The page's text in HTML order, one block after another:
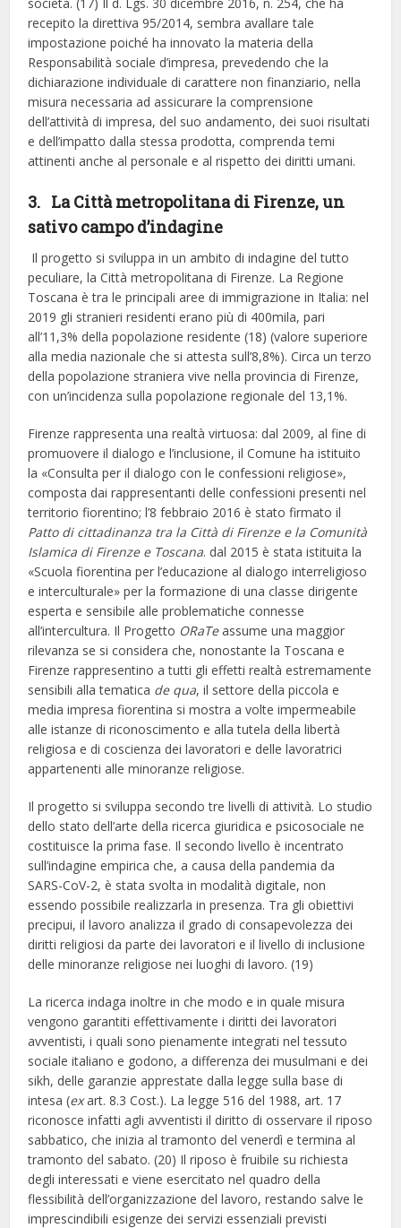
recepito la direttiva 95/2014, sembra avallare tale
impostazione poiché ha innovato la materia della
Responsabilità sociale d’impresa, prevedendo che la
dichiarazione individuale di carattere non finanziario, nella
misura necessaria ad assicurare la comprensione
dell’attività di impresa, del suo andamento, dei suoi risultati
e dell’impatto dalla stessa prodotta, comprenda temi
attinenti anche al personale e al rispetto dei diritti umani.
3. La Città metropolitana di Firenze, un
sativo campo d’indagine
Il progetto si sviluppa in un ambito di indagine del tutto
peculiare, la Città metropolitana di Firenze. La Regione
Toscana è tra le principali aree di immigrazione in Italia: nel
2019 gli stranieri residenti erano più di 400mila, pari
all’11,3% della popolazione residente (18) (valore superiore
alla media nazionale che si attesta sull’8,8%). Circa un terzo
della popolazione straniera vive nella provincia di Firenze,
con un’incidenza sulla popolazione regionale del 13,1%.
Firenze rappresenta una realtà virtuosa: dal 2009, al fine di
promuovere il dialogo e l’inclusione, il Comune ha istituito
la «Consulta per il dialogo con le confessioni religiose»,
composta dai rappresentanti delle confessioni presenti nel
territorio fiorentino; l’8 febbraio 2016 è stato firmato il
Patto di cittadinanza tra la Città di Firenze e la Comunità
Islamica di Firenze e Toscana. dal 2015 è stata istituita la
«Scuola fiorentina per l’educazione al dialogo interreligioso
e interculturale» per la formazione di una classe dirigente
esperta e sensibile alle problematiche connesse
all’intercultura. Il Progetto ORaTeassume una maggior
rilevanza se si considera che, nonostante la Toscana e
Firenze rappresentino a tutti gli effetti realtà estremamente
sensibili alla tematica de qua, il settore della piccola e
media impresa fiorentina si mostra a volte impermeabile
alle istanze di riconoscimento e alla tutela della libertà
religiosa e di coscienza dei lavoratori e delle lavoratrici
appartenenti alle minoranze religiose.
Il progetto si sviluppa secondo tre livelli di attività. Lo studio
dello stato dell’arte della ricerca giuridica e psicosociale ne
costituisce la prima fase. Il secondo livello è incentrato
sull’indagine empirica che, a causa della pandemia da
SARS-CoV-2, è stata svolta in modalità digitale, non
essendo possibile realizzarla in presenza. Tra gli obiettivi
precipui, il lavoro analizza il grado di consapevolezza dei
diritti religiosi da parte dei lavoratori e il livello di inclusione
delle minoranze religiose nei luoghi di lavoro. (19)
La ricerca indaga inoltre in che modo e in quale misura
vengono garantiti effettivamente i diritti dei lavoratori
avventisti, i quali sono pienamente integrati nel tessuto
sociale italiano e godono, a differenza dei musulmani e dei
sikh, delle garanzie apprestate dalla legge sulla base di
intesa (exart. 8.3 Cost.). La legge 516 del 1988, art. 17
riconosce infatti agli avventisti il diritto di osservare il riposo
sabbatico, che inizia al tramonto del venerdì e termina al
tramonto del sabato. (20) Il riposo è fruibile su richiesta
degli interessati e viene esercitato nel quadro della
flessibilità dell’organizzazione del lavoro, restando salve le
imprescindibili esigenze dei servizi essenziali previsti